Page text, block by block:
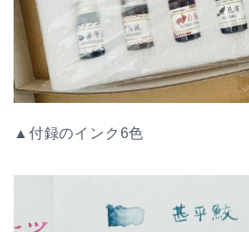
▲付録のインク6色